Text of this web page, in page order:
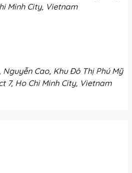
Minh City, Vietnam
Cao, Khu Đô Thị Phú Mỹ
7, Ho Chi Minh City, Vietnam